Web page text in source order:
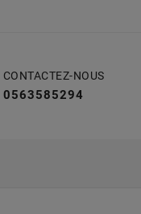
CONTACTEZ-NOUS
0563585294